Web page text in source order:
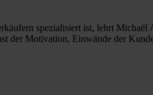
spezialisiert ist, lehrt
Motivation, Einwände der